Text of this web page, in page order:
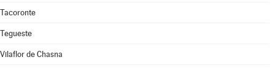
Tacoronte
Tegueste
Vilaflor de Chasna